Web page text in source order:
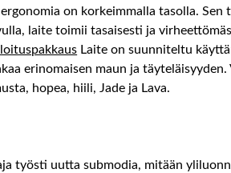
on korkeimmalla tasolla. Sen
laite toimii tasaisesti ja
Laite on suunniteltu
erinomaisen maun ja täyteläisyyden.
hopea, hiili, Jade ja Lava.
työsti uutta submodia, mitään